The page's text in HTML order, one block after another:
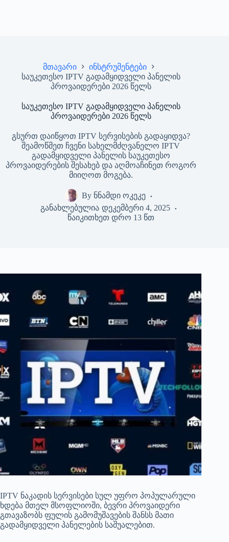
მთავარი
ინსტრუმენტები
საუკეთესო IPTV გადამყიდველი პანელის
პროვაიდერები 2026 წელს
საუკეთესო IPTV გადამყიდველი პანელის
პროვაიდერები 2026 წელს
გსურთ დაიწყოთ IPTV სერვისების გადაყიდვა?
შეამოწმეთ ჩვენი სახელმძღვანელო IPTV
გადამყიდველი პანელის საუკეთესო
პროვაიდერების შესახებ და აღმოაჩინეთ როგორ
მიიღოთ მოგება.
By ნნამდი ოკეკე
განახლებულია დეკემბერი 4, 2025
წაიკითხეთ დრო 13 წთ
IPTV ნაკადის სერვისები სულ უფრო პოპულარული
ხდება მთელ მსოფლიოში, ბევრი პროვაიდერი
გთავაზობს ფულის გამომუშავების შანსს მათი
გადამყიდველი პანელების საშუალებით.